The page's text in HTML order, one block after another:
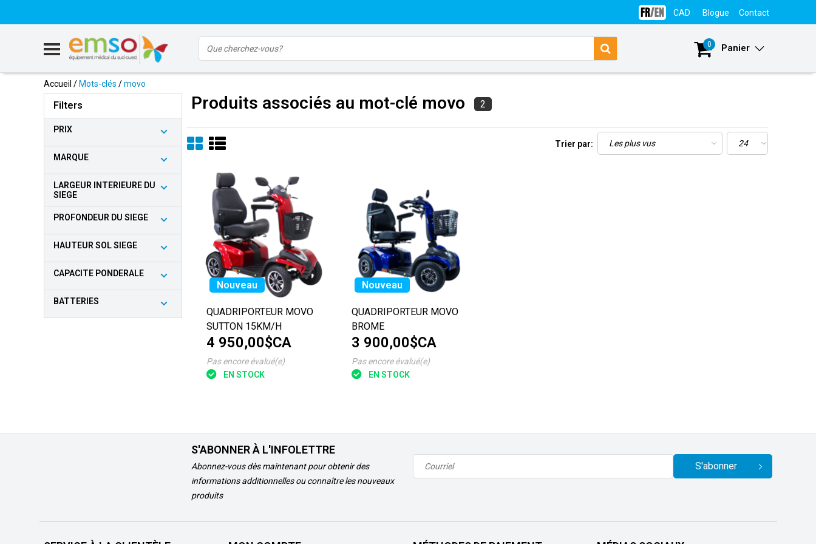
CAD Blogue Contact
0 Panier
Accueil /Mots-clés /movo
Filters
PRIX
MARQUE
LARGEUR INTERIEURE DU
SIEGE
PROFONDEUR DU SIEGE
HAUTEUR SOL SIEGE
CAPACITE PONDERALE
BATTERIES
Produits associés au mot-clé movo 2
Trier par:
Nouveau
QUADRIPORTEUR MOVO
SUTTON 15KM/H
4 950,00$CA
Pas encore évalué(e)
EN STOCK
Nouveau
QUADRIPORTEUR MOVO
BROME
3 900,00$CA
Pas encore évalué(e)
EN STOCK
S'ABONNER À L'INFOLETTRE
Abonnez-vous dès maintenant pour obtenir des
informations additionnelles ou connaître les nouveaux
produits
S'abonner